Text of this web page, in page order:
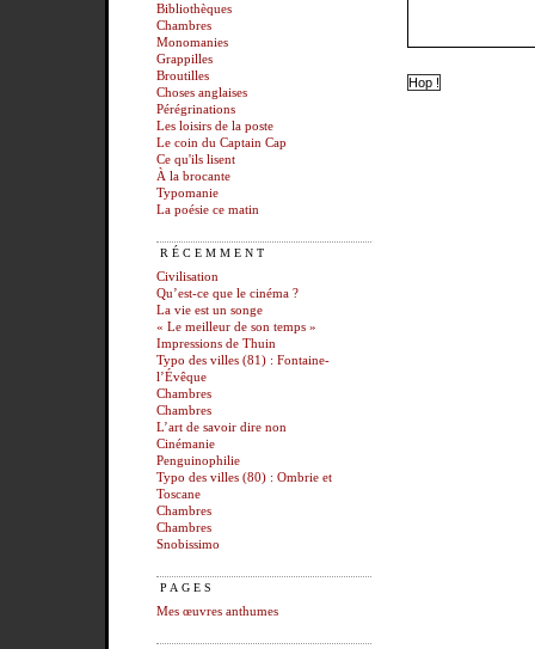
Bibliothèques
Chambres
Monomanies
Grappilles
Broutilles
Choses anglaises
Pérégrinations
Les loisirs de la poste
Le coin du Captain Cap
Ce qu'ils lisent
À la brocante
Typomanie
La poésie ce matin
RÉCEMMENT
Civilisation
Qu’est-ce que le cinéma ?
La vie est un songe
« Le meilleur de son temps »
Impressions de Thuin
Typo des villes (81) : Fontaine-
l’Évêque
Chambres
Chambres
L’art de savoir dire non
Cinémanie
Penguinophilie
Typo des villes (80) : Ombrie et
Toscane
Chambres
Chambres
Snobissimo
PAGES
Mes œuvres anthumes